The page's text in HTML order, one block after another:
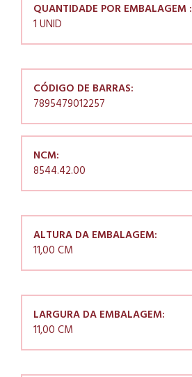
QUANTIDADE POR EMBALAGEM :
1 UNID
CÓDIGO DE BARRAS:
7895479012257
NCM:
8544.42.00
ALTURA DA EMBALAGEM:
11,00 CM
LARGURA DA EMBALAGEM:
11,00 CM